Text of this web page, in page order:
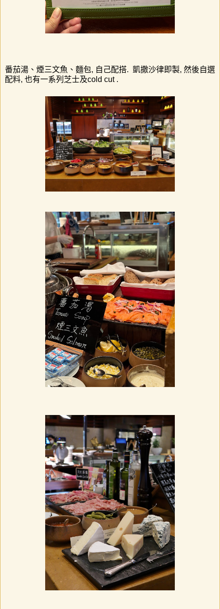
番茄湯、煙三文魚、麵包, 自己配搭. 凱撒沙律即製, 然後自選
配料, 也有一系列芝士及cold cut .